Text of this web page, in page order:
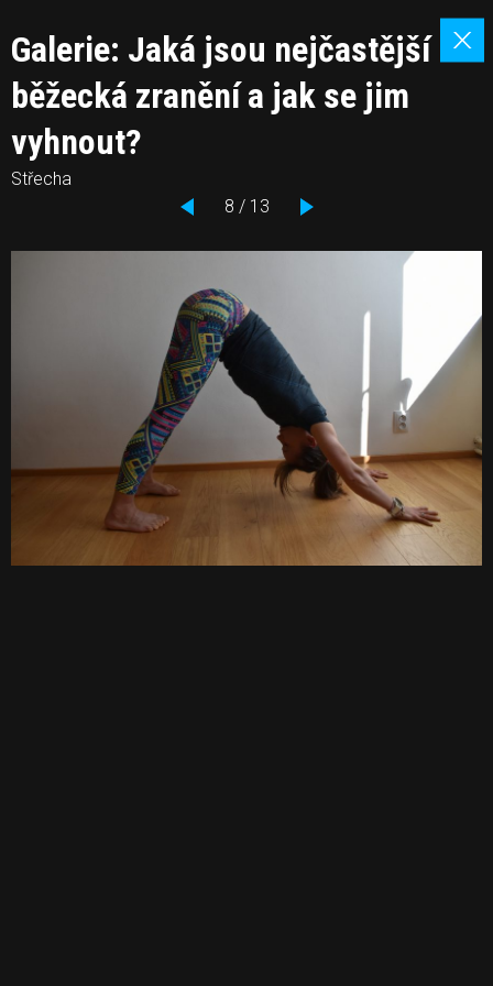
Galerie: Jaká jsou nejčastější
běžecká zranění a jak se jim
vyhnout?
Střecha
8 / 13